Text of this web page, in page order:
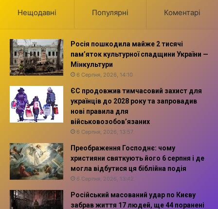
Нещодавні Популярні Коментарі
Росія пошкодила майже 2 тисячі
пам’яток культурної спадщини України —
Мінкультури
6 Серпня, 2026, 14:10
ЄС продовжив тимчасовий захист для
українців до 2028 року та запровадив
нові правила для
військовозобов’язаних
6 Серпня, 2026, 13:57
Преображення Господнє: чому
християни святкують його 6 серпня і де
могла відбутися ця біблійна подія
6 Серпня, 2026, 13:42
Російський масований удар по Києву
забрав життя 17 людей, ще 44 поранені